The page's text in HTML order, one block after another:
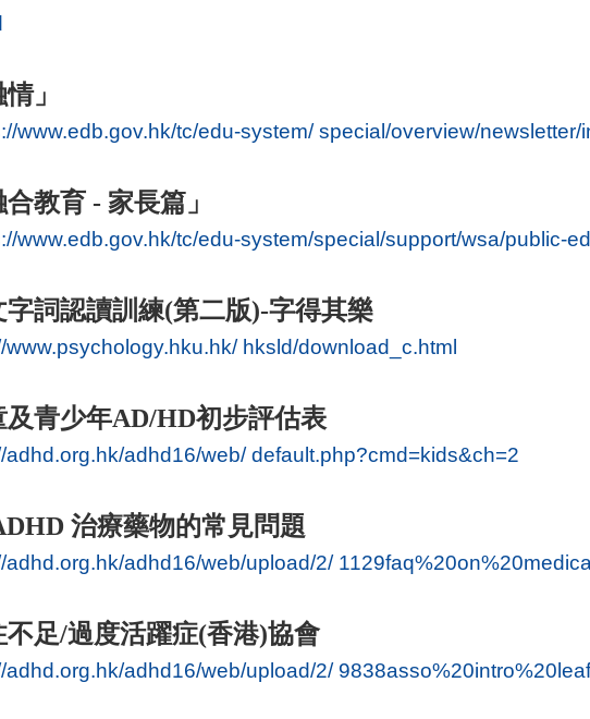
情」
www.edb.gov.hk/tc/edu-system/ special/overview/newsletter/
合教育 - 家長篇」
www.edb.gov.hk/tc/edu-system/special/support/wsa/public-
字詞認讀訓練(第二版)-字得其樂
www.psychology.hku.hk/ hksld/download_c.html
及青少年AD/HD初步評估表
adhd.org.hk/adhd16/web/ default.php?cmd=kids&ch=2
治療藥物的常見問題
adhd.org.hk/adhd16/web/upload/2/
不足/過度活躍症(香港)協會
adhd.org.hk/adhd16/web/upload/2/